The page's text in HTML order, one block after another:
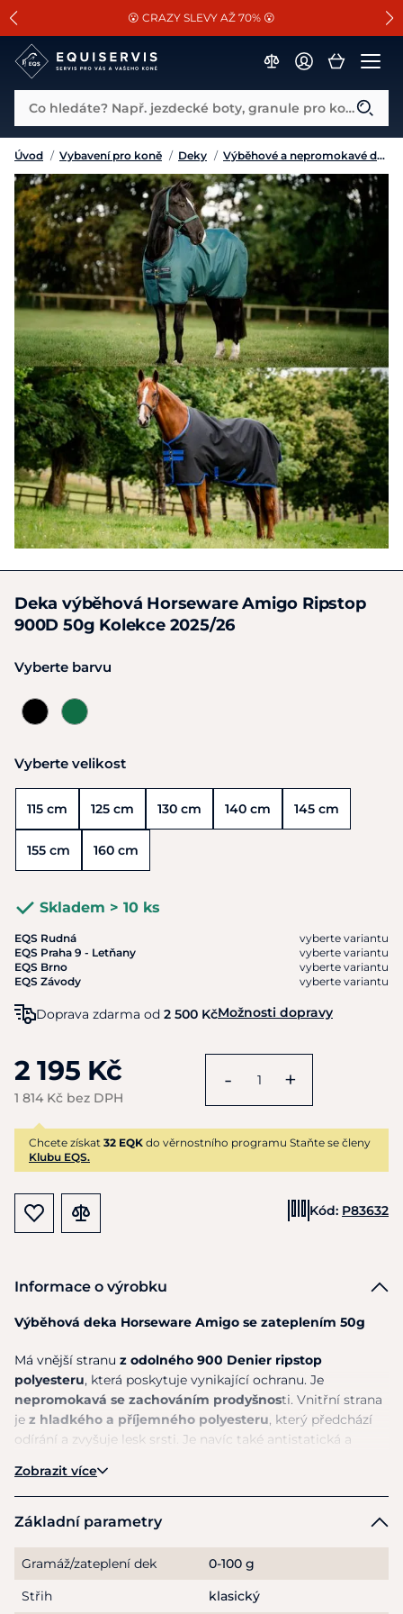
SLEVA 13% na vše od Cassini!
😮 CRAZY SLEVY AŽ 70% 😮
📐Pasování a doplňky k vybraným sedlům ZDARMA 🐴
Co hledáte? Např. jezdecké boty, granule pro koně...
Úvod / Vybavení pro koně / Deky / Výběhové a nepromokavé deky
Deka výběhová Horseware Amigo Ripstop
900D 50g Kolekce 2025/26
Vyberte barvu
Vyberte velikost
115 cm 125 cm 130 cm 140 cm 145 cm
155 cm 160 cm
Skladem > 10 ks
EQS Rudná
vyberte variantu
EQS Praha 9 - Letňany
vyberte variantu
EQS Brno
vyberte variantu
EQS Závody
vyberte variantu
Doprava zdarma od 2 500 KčMožnosti dopravy
2 195 Kč
1 814 Kč bez DPH
- +
Chcete získat 32 EQK do věrnostního programu Staňte se členy
Klubu EQS.
Kód: P83632
Informace o výrobku
Výběhová deka Horseware Amigo se zateplením 50g
Má vnější stranu z odolného 900 Denier ripstop
polyesteru, která poskytuje vynikající ochranu. Je
nepromokavá se zachováním prodyšnosti. Vnitřní strana
je z hladkého a příjemného polyesteru, který předchází
odírání a zvyšuje lesk srsti. Je navíc také antistatická a
nohou, které zachovávají koni pohodlí a svobodu
pohybu.
zapínání pod břichem koně a ještě ji jistí podocasní šňůra.
Deka je kompatibilní s Horseware liner systémem
Zobrazit více
Základní parametry
Gramáž/zateplení dek
0-100 g
Střih
klasický